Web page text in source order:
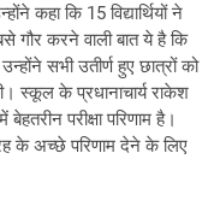
कहा कि 15 विद्यार्थियों ने
गौर करने वाली बात ये है कि
सभी उतीर्ण हुए छात्रों को
स्कूल के प्रधानाचार्य राकेश
परीक्षा परिणाम है।
के अच्छे परिणाम देने के लिए